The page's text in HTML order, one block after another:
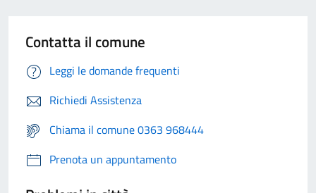
Contatta il comune
Leggi le domande frequenti
Richiedi Assistenza
Chiama il comune 0363 968444
Prenota un appuntamento